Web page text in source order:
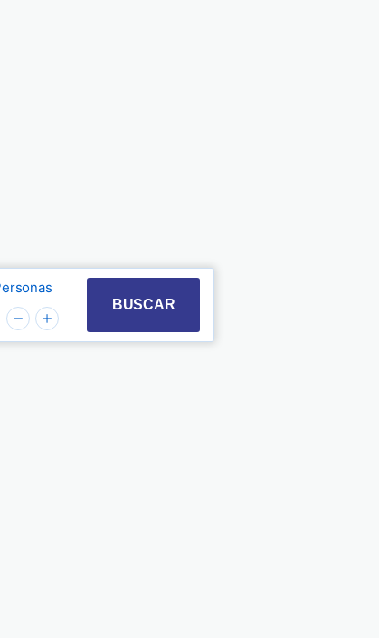
the calendar and select a date. Press the
interact with the calendar and select a date.
BUSCAR